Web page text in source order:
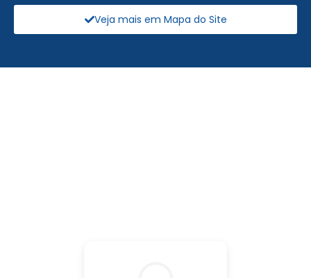
Veja mais em Mapa do Site